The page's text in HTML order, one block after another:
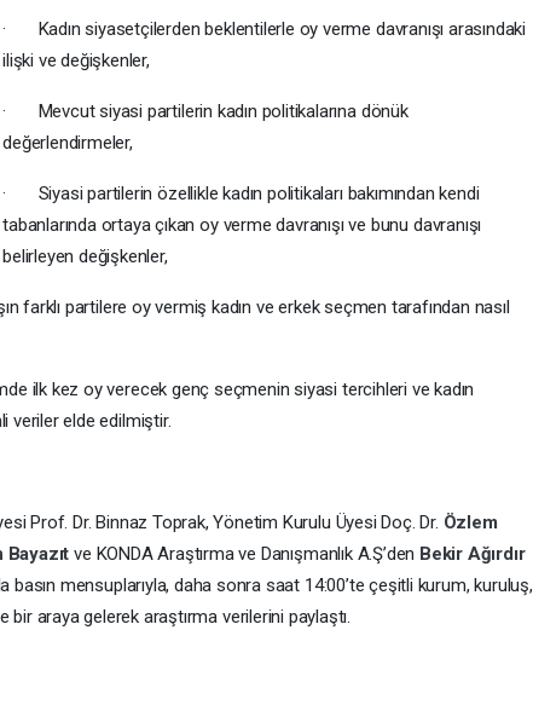
· Kadın siyasetçilerden beklentilerle oy verme davranışı arasındaki
ilişki ve değişkenler,
· Mevcut siyasi partilerin kadın politikalarına dönük
değerlendirmeler,
· Siyasi partilerin özellikle kadın politikaları bakımından kendi
tabanlarında ortaya çıkan oy verme davranışı ve bunu davranışı
belirleyen değişkenler,
farklı partilere oy vermiş kadın ve erkek seçmen tarafından nasıl
ilk kez oy verecek genç seçmenin siyasi tercihleri ve kadın
veriler elde edilmiştir.
Prof. Dr. Binnaz Toprak, Yönetim Kurulu Üyesi Doç. Dr. Özlem
Bayazıtve KONDA Araştırma ve Danışmanlık A.Ş’den Bekir Ağırdır
basın mensuplarıyla, daha sonra saat 14:00’te çeşitli kurum, kuruluş,
araya gelerek araştırma verilerini paylaştı.